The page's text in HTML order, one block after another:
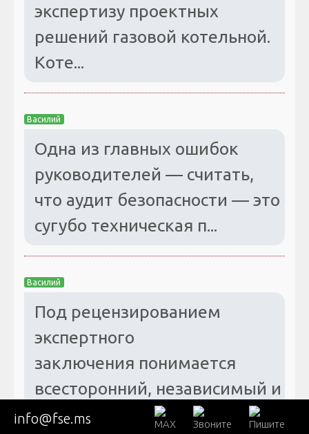
экспертизу проектных
решений газовой котельной.
Коте...
Василий
Одна из главных ошибок
руководителей — считать,
что аудит безопасности — это
сугубо техническая п...
Василий
Под рецензированием
экспертного
заключения понимается
всесторонний, независимый и
критический ана...
info@fse.ms